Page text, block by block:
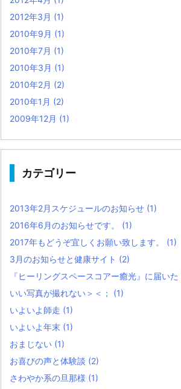
2012年3月 (1)
2010年9月 (1)
2010年7月 (1)
2010年3月 (1)
2010年2月 (2)
2010年1月 (2)
2009年12月 (1)
カテゴリー
2013年2月スケジュールのお知らせ (1)
2016年6月のお知らせです。 (1)
2017年もどうぞ宜しくお願い致します。 (1)
3月のお知らせと健康サイト (2)
『ヒーリングスペースコアー癒光』に届いた
いい写真が撮れない＞＜； (1)
いよいよ師走 (1)
いよいよ年末 (1)
おまじない (1)
お喜びの声と体験談 (2)
さわやか系の旦那様 (1)